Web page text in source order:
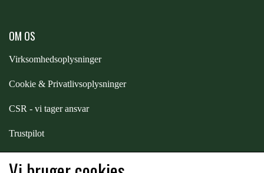
PHARMACARE
PREMIER EQUINE
OM OS
Virksomhedsoplysninger
Cookie & Privatlivsoplysninger
CSR - vi tager ansvar
Trustpilot